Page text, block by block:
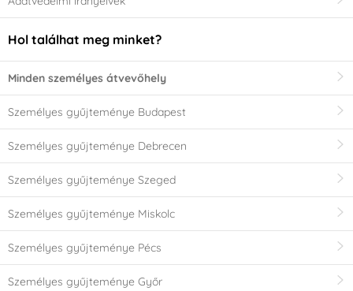
Hol találhat meg minket?
Minden személyes átvevőhely
Személyes gyűjteménye Budapest
Személyes gyűjteménye Debrecen
Személyes gyűjteménye Szeged
Személyes gyűjteménye Miskolc
Személyes gyűjteménye Pécs
Személyes gyűjteménye Győr